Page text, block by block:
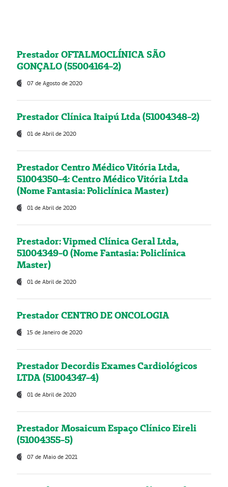
Prestador OFTALMOCLÍNICA SÃO
GONÇALO (55004164-2)
07 de Agosto de 2020
Prestador Clínica Itaipú Ltda (51004348-2)
01 de Abril de 2020
Prestador Centro Médico Vitória Ltda,
51004350-4: Centro Médico Vitória Ltda
(Nome Fantasia: Policlínica Master)
01 de Abril de 2020
Prestador: Vipmed Clínica Geral Ltda,
51004349-0 (Nome Fantasia: Policlínica
Master)
01 de Abril de 2020
Prestador CENTRO DE ONCOLOGIA
15 de Janeiro de 2020
Prestador Decordis Exames Cardiológicos
LTDA (51004347-4)
01 de Abril de 2020
Prestador Mosaicum Espaço Clínico Eireli
(51004355-5)
07 de Maio de 2021